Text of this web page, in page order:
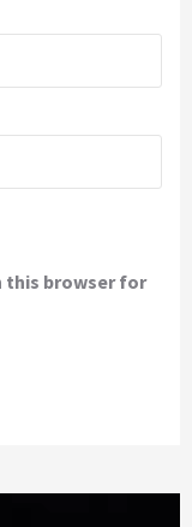
this browser for